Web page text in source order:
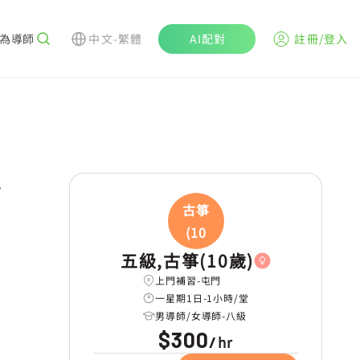
導師 中文-繁體 AI配對 註冊/登入
古箏
(10
五級,古箏(10歲)
上門補習-屯門
一星期1日-1小時/堂
男導師/女導師-八級
$300/hr